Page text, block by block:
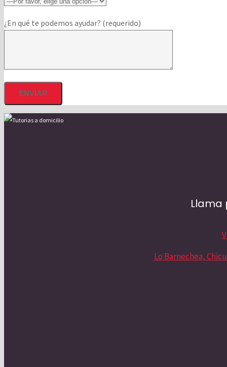
¿En qué te podemos ayudar? (requerido)
Lo Barnechea,